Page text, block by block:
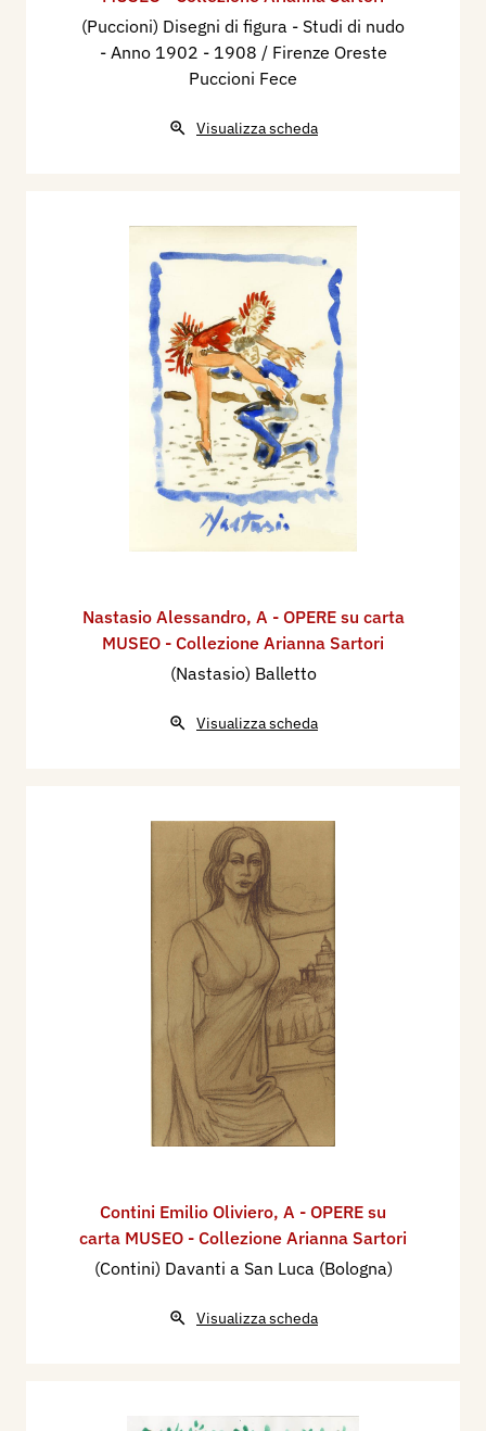
(Puccioni) Disegni di figura - Studi di nudo
- Anno 1902 - 1908 / Firenze Oreste
Puccioni Fece
Visualizza scheda
Nastasio Alessandro, A - OPERE su carta
MUSEO - Collezione Arianna Sartori
(Nastasio) Balletto
Visualizza scheda
Contini Emilio Oliviero, A - OPERE su
carta MUSEO - Collezione Arianna Sartori
(Contini) Davanti a San Luca (Bologna)
Visualizza scheda